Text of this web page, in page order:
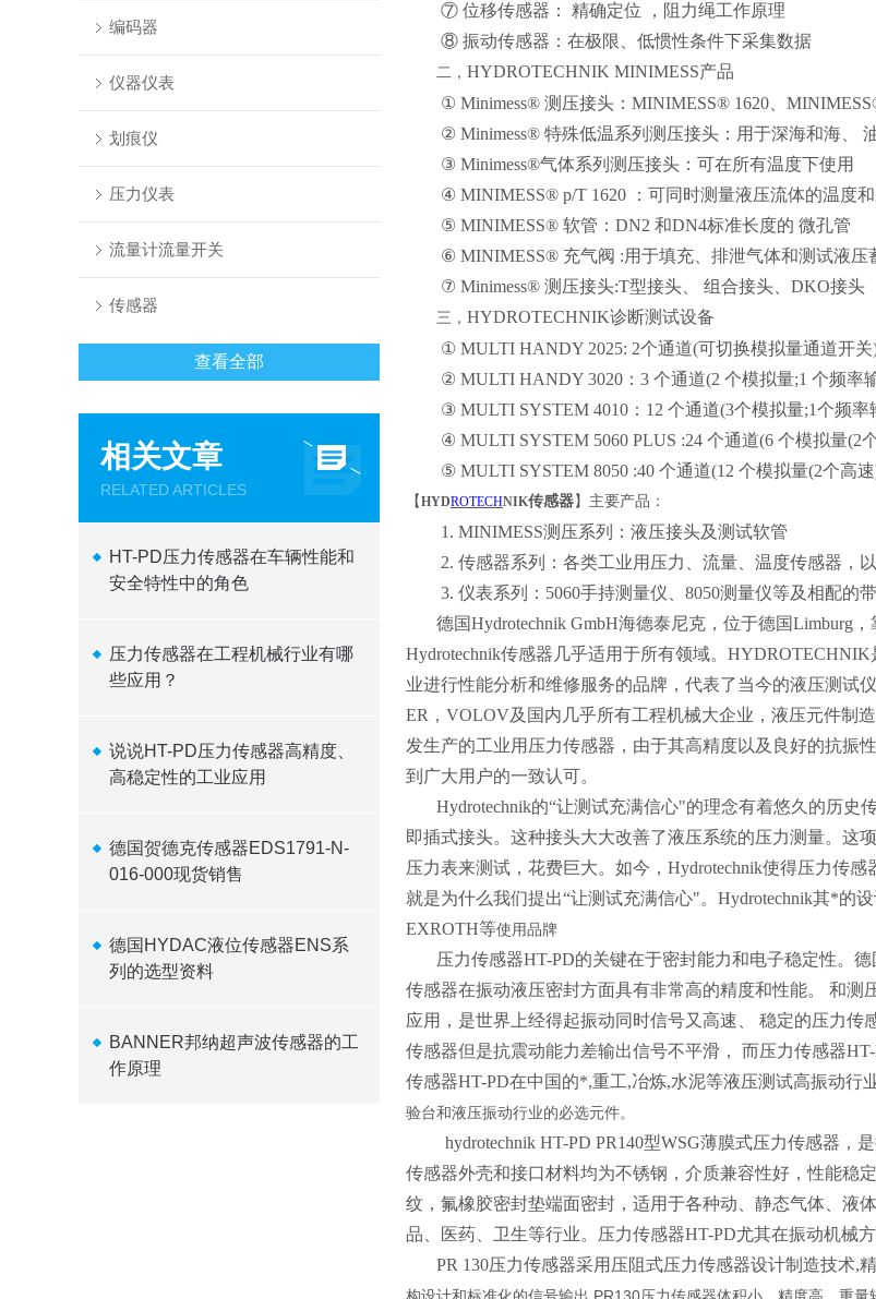
编码器
仪器仪表
划痕仪
压力仪表
流量计流量开关
传感器
查看全部
相关文章
RELATED ARTICLES
HT-PD压力传感器在车辆性能和
安全特性中的角色
压力传感器在工程机械行业有哪
些应用？
说说HT-PD压力传感器高精度、
高稳定性的工业应用
德国贺德克传感器EDS1791-N-
016-000现货销售
德国HYDAC液位传感器ENS系
列的选型资料
BANNER邦纳超声波传感器的工
作原理
⑦ 位移传感器： 精确定位 ，阻力绳工作原理
⑧ 振动传感器：在极限、低惯性条件下采集数据
二， HYDROTECHNIK MINIMESS产品
① Minimess® 测压接头：MINIMESS® 1620、
② Minimess® 特殊低温系列测压接头：用于深海和海、
③ Minimess®气体系列测压接头：可在所有温度下使用
④ MINIMESS® p/T 1620 ：可同时测量液压流体的温度和
⑤ MINIMESS® 软管：DN2 和DN4标准长度的 微孔管
⑥ MINIMESS® 充气阀 :用于填充、排泄气体和测试液压
⑦ Minimess® 测压接头:T型接头、 组合接头、DKO接头
三， HYDROTECHNIK诊断测试设备
① MULTI HANDY 2025: 2个通道(可切换模拟量通道开关
② MULTI HANDY 3020：3 个通道(2 个模拟量;1 个频率
③ MULTI SYSTEM 4010：12 个通道(3个模拟量;1个频率
④ MULTI SYSTEM 5060 PLUS :24 个通道(6 个模拟量(2
⑤ MULTI SYSTEM 8050 :40 个通道(12 个模拟量(2个高
【HYDROTECHNIK传感器】 主要产品：
1. MINIMESS测压系列：液压接头及测试软管
2. 传感器系列：各类工业用压力、流量、温度传感器，
3. 仪表系列：5060手持测量仪、8050测量仪等及相配的
德国Hydrotechnik GmbH海德泰尼克，位于德国Limburg
Hydrotechnik传感器几乎适用于所有领域。
业进行性能分析和维修服务的品牌，代表了当今的液压测试
ER，VOLOV及国内几乎所有工程机械大企业，液压元件制
发生产的工业用压力传感器，由于其高精度以及良好的抗振
到广大用户的一致认可。
Hydrotechnik的“让测试充满信心"的理念有着悠久的历史
即插式接头。这种接头大大改善了液压系统的压力测量。这
压力表来测试，花费巨大。如今，Hydrotechnik使得压力传
就是为什么我们提出“让测试充满信心"。Hydrotechnik其*的
EXROTH等使用品牌
压力传感器HT-PD的关键在于密封能力和电子稳定性。
传感器在振动液压密封方面具有非常高的精度和性能。 和
应用，是世界上经得起振动同时信号又高速、 稳定的压力
传感器但是抗震动能力差输出信号不平滑， 而压力传感器
传感器HT-PD在中国的*,重工,冶炼,水泥等液压测试高振动行
验台和液压振动行业的必选元件。
hydrotechnik HT-PD PR140型WSG薄膜式压力传感器
传感器外壳和接口材料均为不锈钢，介质兼容性好，性能稳
纹，氟橡胶密封垫端面密封，适用于各种动、静态气体、液
品、医药、卫生等行业。压力传感器HT-PD尤其在振动机械
PR 130压力传感器采用压阻式压力传感器设计制造技术,